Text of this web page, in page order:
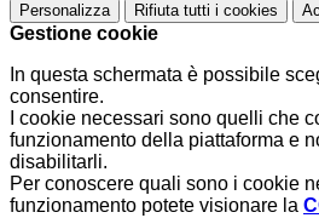
Personalizza Rifiuta tutti i cookies
Gestione cookie
In questa schermata è possibile
consentire.
I cookie necessari sono quelli che
funzionamento della piattaforma e
disabilitarli.
Per conoscere quali sono i cookie
funzionamento potete visionare la